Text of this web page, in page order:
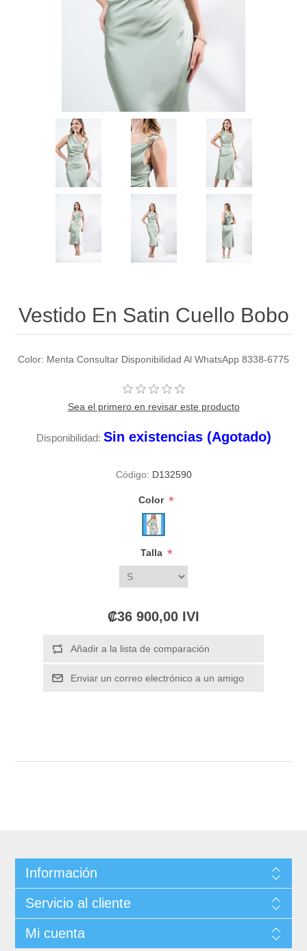
Vestido En Satin Cuello Bobo
Color: Menta Consultar Disponibilidad Al WhatsApp 8338-6775
Sea el primero en revisar este producto
Disponibilidad: Sin existencias (Agotado)
Código: D132590
Color *
Talla *
₡36 900,00 IVI
Información
Servicio al cliente
Mi cuenta